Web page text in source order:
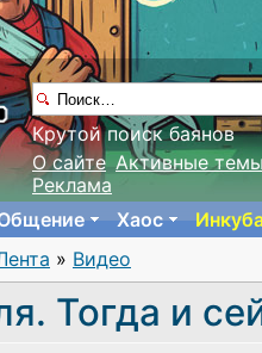
Крутой поиск баянов
О сайте Активные
Реклама
Хаос
» Видео
Тогда и